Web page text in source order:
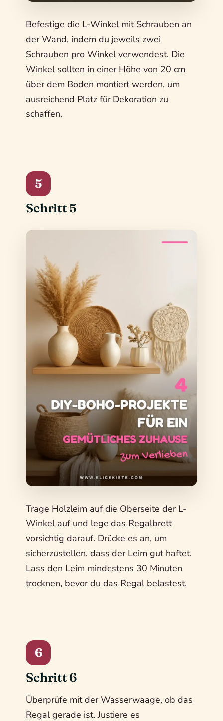
Befestige die L-Winkel mit Schrauben an
der Wand, indem du jeweils zwei
Schrauben pro Winkel verwendest. Die
Winkel sollten in einer Höhe von 20 cm
über dem Boden montiert werden, um
ausreichend Platz für Dekoration zu
schaffen.
5
Schritt 5
Trage Holzleim auf die Oberseite der L-
Winkel auf und lege das Regalbrett
vorsichtig darauf. Drücke es an, um
sicherzustellen, dass der Leim gut haftet.
Lass den Leim mindestens 30 Minuten
trocknen, bevor du das Regal belastest.
6
Schritt 6
Überprüfe mit der Wasserwaage, ob das
Regal gerade ist. Justiere es